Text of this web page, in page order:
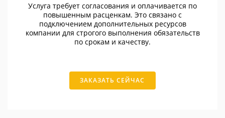
Услуга требует согласования и оплачивается по
повышенным расценкам. Это связано с
подключением дополнительных ресурсов
компании для строгого выполнения обязательств
по срокам и качеству.
ЗАКАЗАТЬ СЕЙЧАС